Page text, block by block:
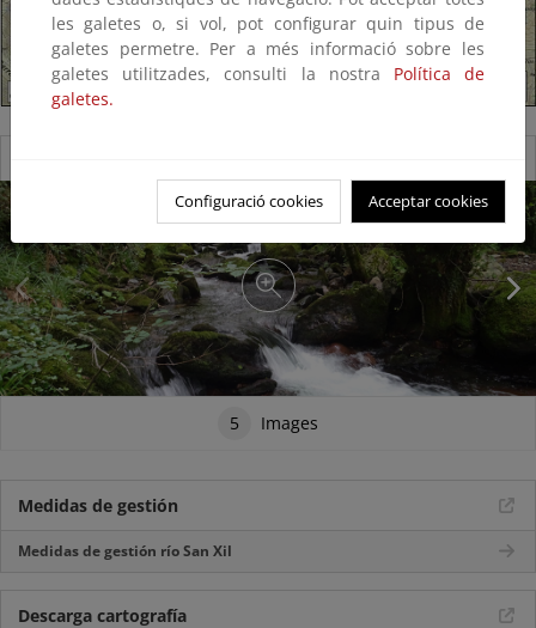
5 Images
Medidas de gestión
Medidas de gestión río San Xil
Descarga cartografía
les galetes o, si vol, pot configurar quin tipus de
galetes permetre. Per a més informació sobre les
galetes utilitzades, consulti la nostra Política de
galetes.
Configuració cookies Acceptar cookies